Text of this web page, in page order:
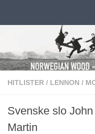
HITLISTER / LENNON /
Svenske slo
Martin